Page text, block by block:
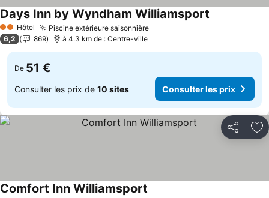
2 Étoiles
Hôtel Piscine extérieure saisonnièreConsulter les prix
Days Inn by Wyndham Williamsport
6,2 869 à 4.3 km de : Centre-ville
De 51 €
Consulter les prix de 10 sites Consulter les prix
Partager
Comfort Inn Williamsport